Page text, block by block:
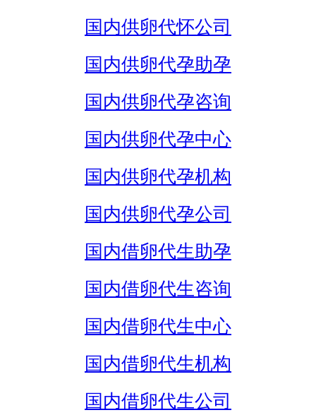
国内供卵代怀公司
国内供卵代孕助孕
国内供卵代孕咨询
国内供卵代孕中心
国内供卵代孕机构
国内供卵代孕公司
国内借卵代生助孕
国内借卵代生咨询
国内借卵代生中心
国内借卵代生机构
国内借卵代生公司